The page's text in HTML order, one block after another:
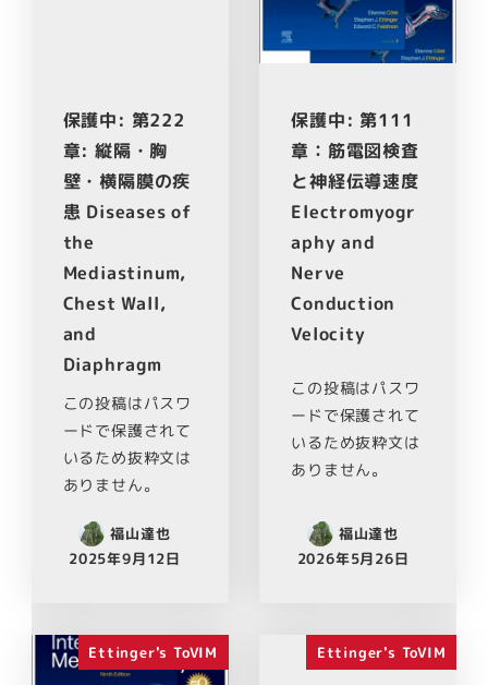
保護中: 第222
章: 縦隔・胸
壁・横隔膜の疾
患 Diseases of
the
Mediastinum,
Chest Wall,
and
Diaphragm
この投稿はパスワ
ードで保護されて
いるため抜粋文は
ありません。
福山達也
2025年9月12日
保護中: 第111
章：筋電図検査
と神経伝導速度
Electromyogr
aphy and
Nerve
Conduction
Velocity
この投稿はパスワ
ードで保護されて
いるため抜粋文は
ありません。
福山達也
2026年5月26日
Ettinger's ToVIM Ettinger's ToVIM